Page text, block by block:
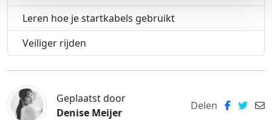
Leren hoe je startkabels gebruikt
Veiliger rijden
Geplaatst door
Denise Meijer
Delen